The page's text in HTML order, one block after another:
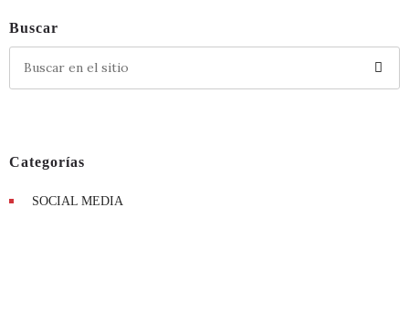
Buscar
Categorías
SOCIAL MEDIA